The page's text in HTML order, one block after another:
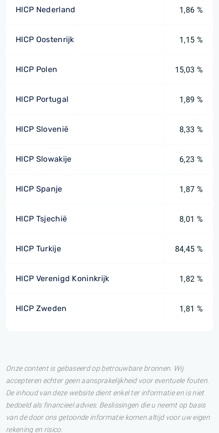
HICP Nederland 1,86 %
HICP Oostenrijk 1,15 %
HICP Polen 15,03 %
HICP Portugal 1,89 %
HICP Slovenië 8,33 %
HICP Slowakije 6,23 %
HICP Spanje 1,87 %
HICP Tsjechië 8,01 %
HICP Turkije 84,45 %
HICP Verenigd Koninkrijk 1,82 %
HICP Zweden 1,81 %
Onze content is gebaseerd op betrouwbare bronnen. Wij
accepteren echter geen aansprakelijkheid voor eventuele fouten.
De inhoud van deze website dient enkel ter informatie en is niet
bedoeld als financieel advies. Beslissingen die u neemt op basis
van de door ons getoonde informatie komen altijd voor uw eigen
rekening en risico.